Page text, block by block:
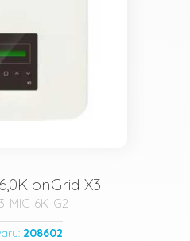
onGrid X3
MIC-6K-G2
208602